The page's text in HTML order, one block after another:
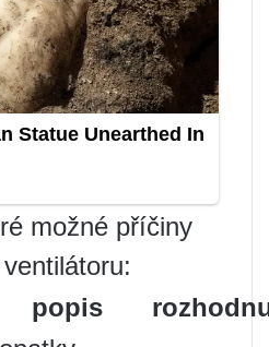
možné příčiny
popis